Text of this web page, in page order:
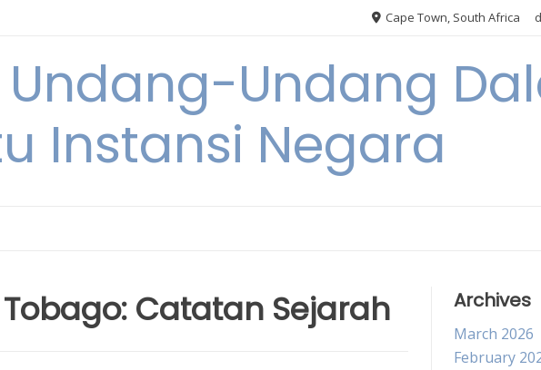
Cape Town, South Africa
Undang
Instansi Negara
Catatan Sejarah Archives
March 2026
February